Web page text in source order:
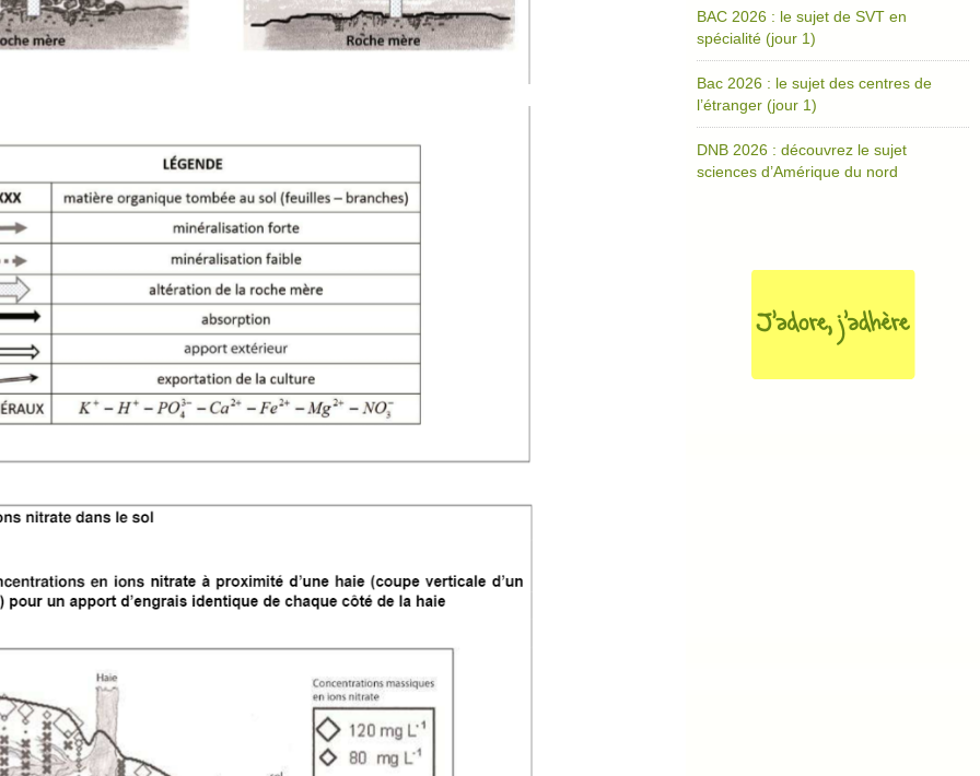
BAC 2026 : le sujet de SVT en
spécialité (jour 1)
Bac 2026 : le sujet des centres de
l’étranger (jour 1)
DNB 2026 : découvrez le sujet
sciences d’Amérique du nord